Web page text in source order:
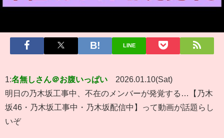
LINE
1:名無しさん＠お腹いっぱい
2026.01.10(Sat)
明日の乃木坂工事中、不在のメンバーが発覚する…【乃木
坂46・乃木坂工事中・乃木坂配信中】って動画が話題らし
いぞ